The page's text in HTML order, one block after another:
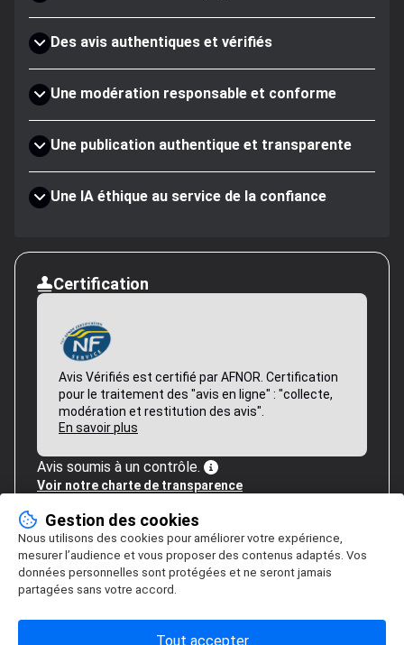
Des avis authentiques et vérifiés
Une modération responsable et conforme
Une publication authentique et transparente
Une IA éthique au service de la confiance
Certification
Avis Vérifiés est certifié par AFNOR. Certification
pour le traitement des "avis en ligne" : "collecte,
modération et restitution des avis".
En savoir plus
Avis soumis à un contrôle.
Voir notre charte de transparence
Gestion des cookies
Nous utilisons des cookies pour améliorer votre expérience,
mesurer l’audience et vous proposer des contenus adaptés. Vos
données personnelles sont protégées et ne seront jamais
partagées sans votre accord.
Tout accepter